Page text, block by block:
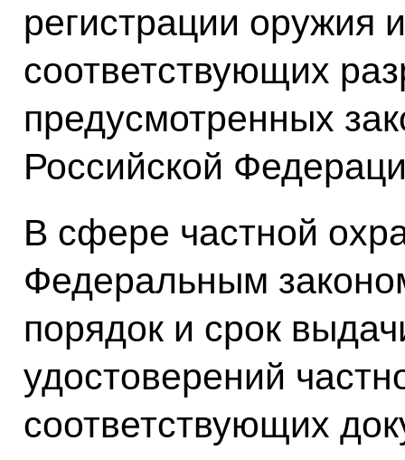
регистрации
соответствующих
предусмотренных
Российской
В сфере частной
Федеральным
порядок и срок
удостоверений
соответствующих